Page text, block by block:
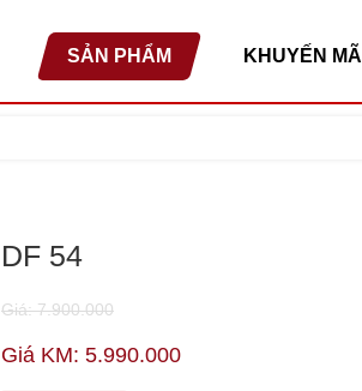
SẢN PHẨM KHUYẾN MÃI
DF 54
Giá: 7.900.000
Giá KM: 5.990.000